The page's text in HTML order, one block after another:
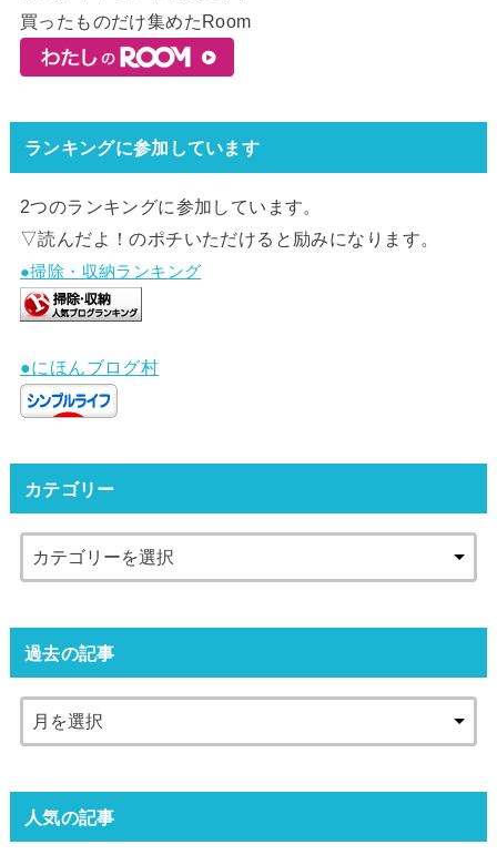
買ったものだけ集めたRoom
ランキングに参加しています
2つのランキングに参加しています。
▽読んだよ！のポチいただけると励みになります。
●掃除・収納ランキング
●にほんブログ村
カテゴリー
過去の記事
人気の記事